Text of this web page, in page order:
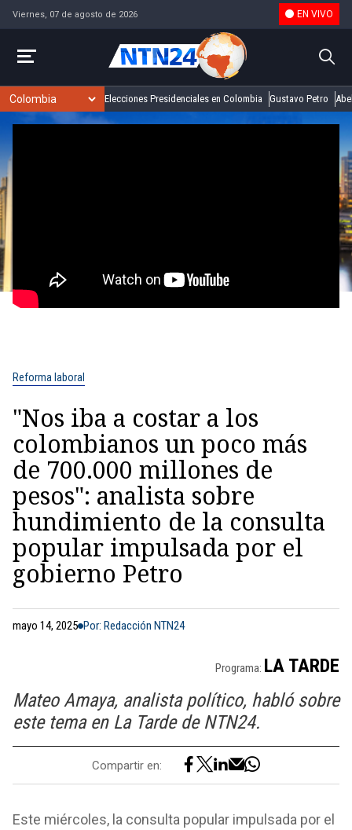
Viernes, 07 de agosto de 2026 EN VIVO
Elecciones Presidenciales en Colombia Gustavo Petro
Reforma laboral
"Nos iba a costar a los
colombianos un poco más
de 700.000 millones de
pesos": analista sobre
hundimiento de la consulta
popular impulsada por el
gobierno Petro
mayo 14, 2025 Por: Redacción NTN24
Programa: LA TARDE
Mateo Amaya, analista político, habló sobre
este tema en La Tarde de NTN24.
Compartir en:
Este miércoles, la consulta popular impulsada por el